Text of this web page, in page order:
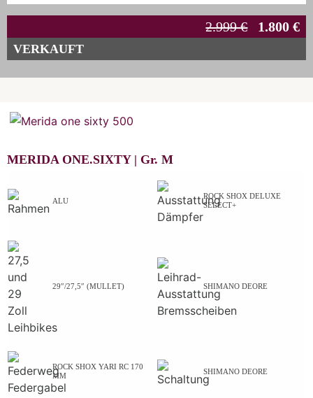
2.999 € 1.800 €
VERKAUFT
MERIDA ONE.SIXTY | Gr. M
ALU
ROCK SHOX DELUXE
SELECT+
29″/27,5″ (MULLET) SHIMANO DEORE
ROCK SHOX YARI RC 170
MM
SHIMANO DEORE